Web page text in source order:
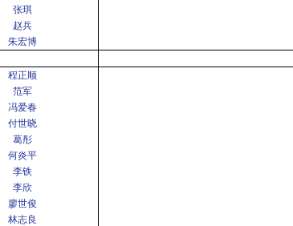
张琪
赵兵
朱宏博
程正顺
范军
冯爱春
付世晓
葛彤
何炎平
李铁
李欣
廖世俊
林志良